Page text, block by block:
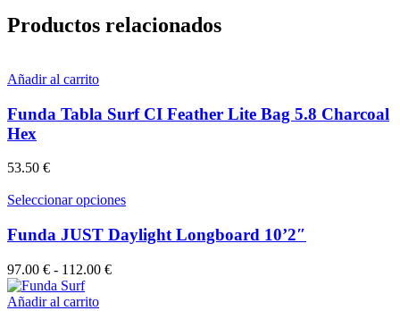
Productos relacionados
Añadir al carrito
Funda Tabla Surf CI Feather Lite Bag 5.8 Charcoal
Hex
53.50 €
Seleccionar opcionesEste
tiene
múltiples
Funda JUST Daylight Longboard 10’2″
97.00 € - 112.00 €Rango
Añadir al carrito